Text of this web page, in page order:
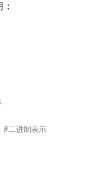
二进制表示